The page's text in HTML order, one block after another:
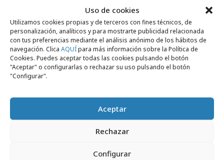
Uso de cookies
Utilizamos cookies propias y de terceros con fines técnicos, de
personalización, analíticos y para mostrarte publicidad relacionada
con tus preferencias mediante el análisis anónimo de los hábitos de
navegación. Clica AQUÍpara más información sobre la Política de
Cookies. Puedes aceptar todas las cookies pulsando el botón
"Aceptar" o configurarlas o rechazar su uso pulsando el botón
"Configurar".
Aceptar
Rechazar
Configurar
viernes, 15 de noviembre 2024
La campaña navideña que elimina adornos
para revelar lo importante